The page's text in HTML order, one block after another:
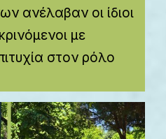
ανέλαβαν οι ίδιοι
με
στον ρόλο